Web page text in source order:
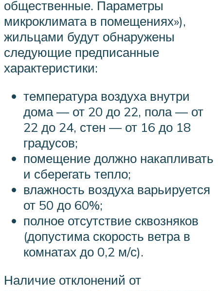
общественные. Параметры
микроклимата в помещениях»),
жильцами будут обнаружены
следующие предписанные
характеристики:
температура воздуха внутри
дома — от 20 до 22, пола — от
22 до 24, стен — от 16 до 18
градусов;
помещение должно накапливать
и сберегать тепло;
влажность воздуха варьируется
от 50 до 60%;
полное отсутствие сквозняков
(допустима скорость ветра в
комнатах до 0,2 м/с).
Наличие отклонений от